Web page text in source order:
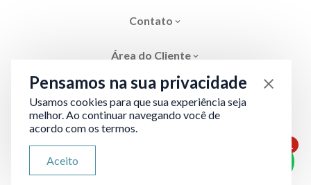
Contato
Área do Cliente
Área restrita 1
Pensamos na sua privacidade
Usamos cookies para que sua experiência seja
melhor. Ao continuar navegando você de
acordo com os termos.
Aceito